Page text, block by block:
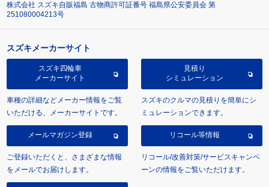
株式会社 スズキ自販福島 古物商許可証番号 福島県公安委員会 第
251080004213号
スズキメーカーサイト
スズキ四輪車
メーカーサイト
車種の詳細などメーカー情報をご覧
いただける、メーカーサイトです。
見積り
シミュレーション
スズキのクルマの見積りを簡単にシ
ミュレーションできます。
メールマガジン登録
ご登録いただくと、さまざまな情報
をメールでお届けします。
リコール等情報
リコール/改善対策/サービスキャンペ
ーンの情報をご覧いただけます。